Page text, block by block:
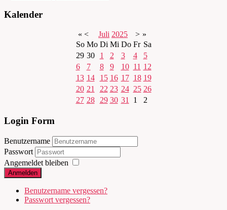
Kalender
« < Juli 2025 > »
So Mo Di Mi Do Fr Sa
29 30 1 2 3 4
5
6
7 8 9 10 11 12
13 14 15 16 17 18 19
20 21 22 23 24 25 26
27 28 29 30 31 1 2
Login Form
Benutzername
Passwort
Angemeldet bleiben
Anmelden
Benutzername vergessen?
Passwort vergessen?